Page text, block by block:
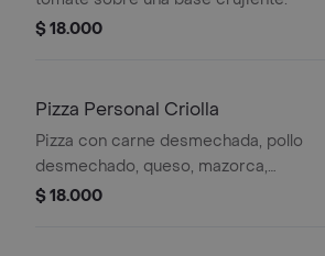
$ 18.000
Pizza Personal Criolla
Pizza con carne desmechada, pollo
desmechado, queso, mazorca,
plátano y carne molida.
$ 18.000